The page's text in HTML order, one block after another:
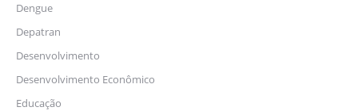
Dengue
Depatran
Desenvolvimento
Desenvolvimento Econômico
Educação